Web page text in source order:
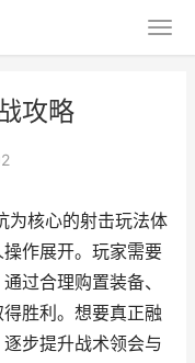
攻略
为核心的射击玩法体
作展开。玩家需要
过合理购置装备、
胜利。想要真正融
步提升战术领会与